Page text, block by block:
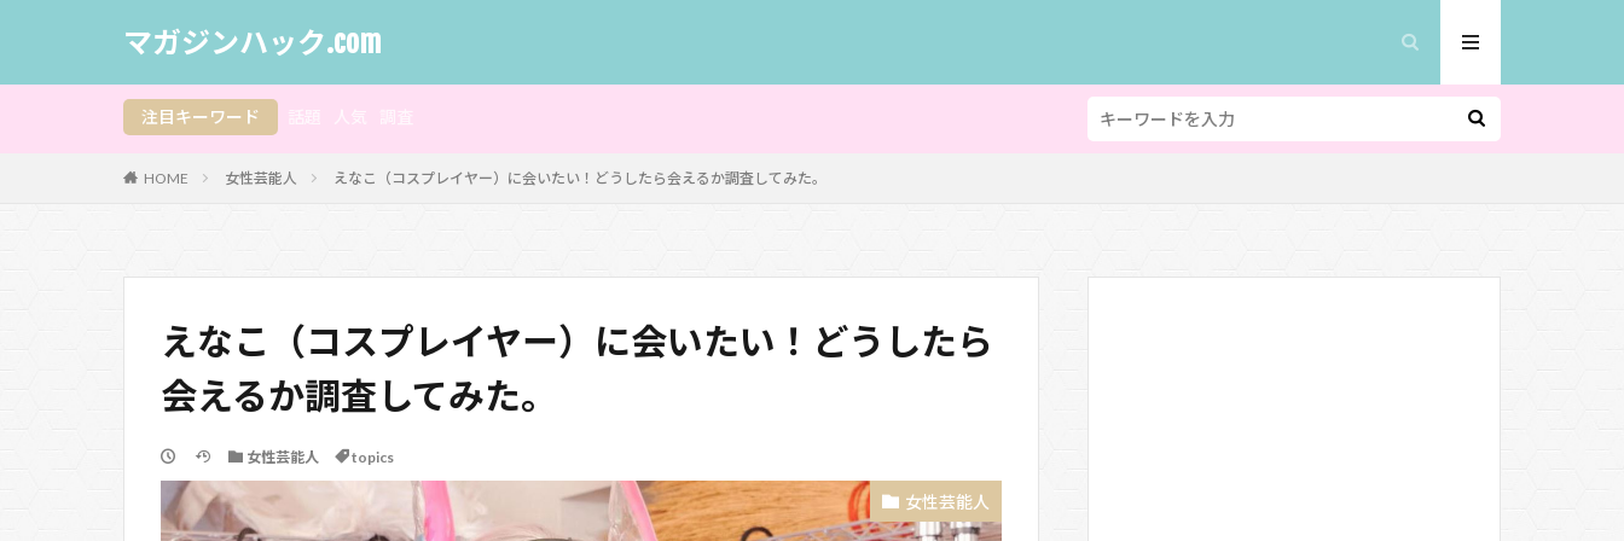
マガジンハック.com
注目キーワード
HOME 女性芸能人 えなこ（コスプレイヤー）に会いたい！どうしたら会えるか調査してみた。
えなこ（コスプレイヤー）に会いたい！どうしたら
会えるか調査してみた。
女性芸能人 topics
女性芸能人